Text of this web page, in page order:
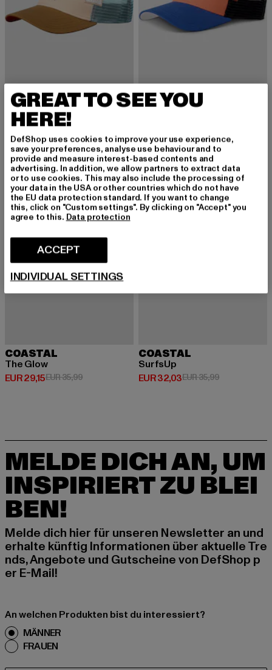
COASTAL
Celebrate Naked
EUR 29,15
Derzeitiger Preis: EUR 29,15
EUR 35,99
COASTAL
HFT Tropical Addict
-19%
COASTAL
The Glow
EUR 29,15
Derzeitiger Preis: EUR 29,15
EUR 35,99Aktionspreis: EUR 35,99
-11%
COASTAL
SurfsUp
EUR 32,03
Derzeitiger Preis: EUR 32,03
EUR 35,99Aktionspreis:
MELDE DICH AN, UM
INSPIRIERT ZU BLEI
BEN!
Melde dich hier für unseren Newsletter an und
erhalte künftig Informationen über aktuelle Tre
nds, Angebote und Gutscheine von DefShop p
er E-Mail!
An welchen Produkten bist du interessiert?
MÄNNER
FRAUEN
GREAT TO SEE YOU
HERE!
DefShop uses cookies to improve your use experience,
save your preferences, analyse use behaviour and to
provide and measure interest-based contents and
advertising. In addition, we allow partners to extract data
or to use cookies. This may also include the processing of
your data in the USA or other countries which do not have
the EU data protection standard. If you want to change
this, click on "Custom settings". By clicking on "Accept" you
agree to this. Data protection
ACCEPT
INDIVIDUAL SETTINGS